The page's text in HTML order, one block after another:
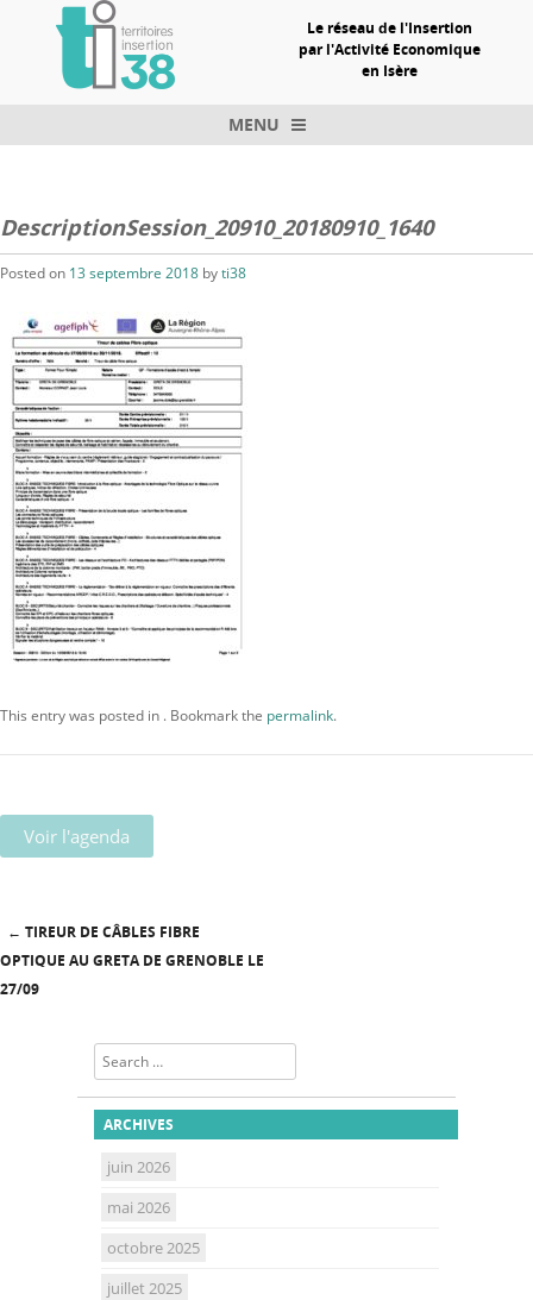
Le réseau de l'Insertion
par l'Activité Economique
en Isère
MENU
DescriptionSession_20910_20180910_1640
Posted on 13 septembre 2018 byti38
This entry was posted in . Bookmark the permalink.
Voir l'agenda
Post navigation
← TIREUR DE CÂBLES FIBRE
OPTIQUE AU GRETA DE GRENOBLE LE
27/09
Search
ARCHIVES
juin 2026
mai 2026
octobre 2025
juillet 2025